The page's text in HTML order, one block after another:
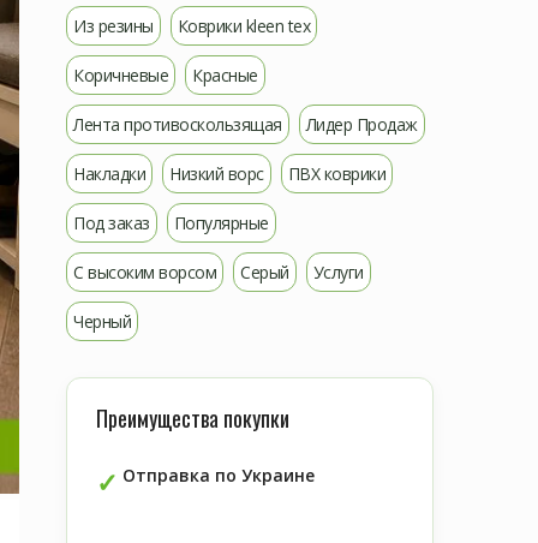
Из резины Коврики kleen tex
Коричневые Красные
Лента противоскользящая Лидер Продаж
Накладки Низкий ворс ПВХ коврики
Под заказ Популярные
С высоким ворсом Серый Услуги
Черный
Преимущества покупки
Отправка по Украине